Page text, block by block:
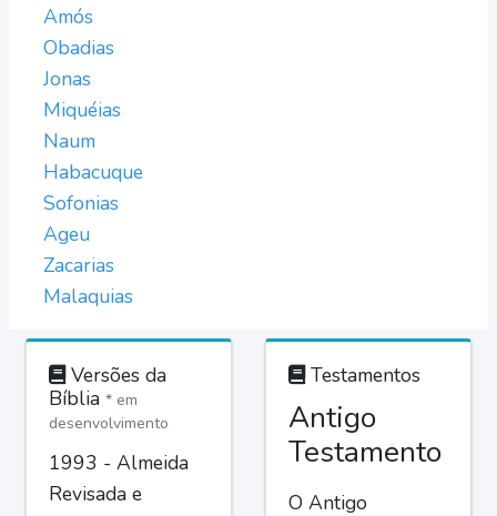
Amós
Obadias
Jonas
Miquéias
Naum
Habacuque
Sofonias
Ageu
Zacarias
Malaquias
Versões da
Bíblia * em
desenvolvimento
1993 - Almeida
Revisada e
Testamentos
Antigo
Testamento
O Antigo